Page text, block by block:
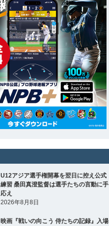
U12アジア選手権開幕を翌日に控え公式
練習 桑田真澄監督は選手たちの言動に手
応え
2026年8月8日
映画『戦いの向こう 侍たちの記録』入場